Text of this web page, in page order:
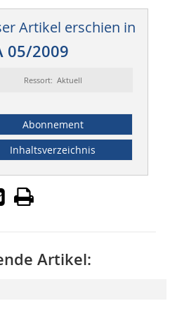
Artikel erschien in
05/2009
Ressort: Aktuell
Abonnement
Inhaltsverzeichnis
Artikel: